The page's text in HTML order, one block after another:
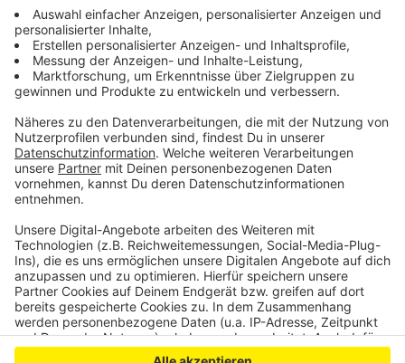
Anzeige
Für den Prozess sind acht Verhandlungstage bis Ende
Juni angesetzt.
Anzeige
Anzeige